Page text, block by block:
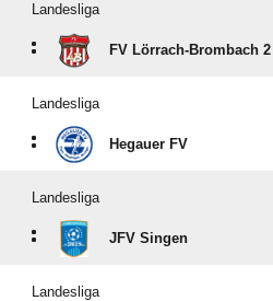
Landesliga
: FV Lörrach-Brombach 2
Landesliga
: Hegauer FV
Landesliga
: JFV Singen
Landesliga